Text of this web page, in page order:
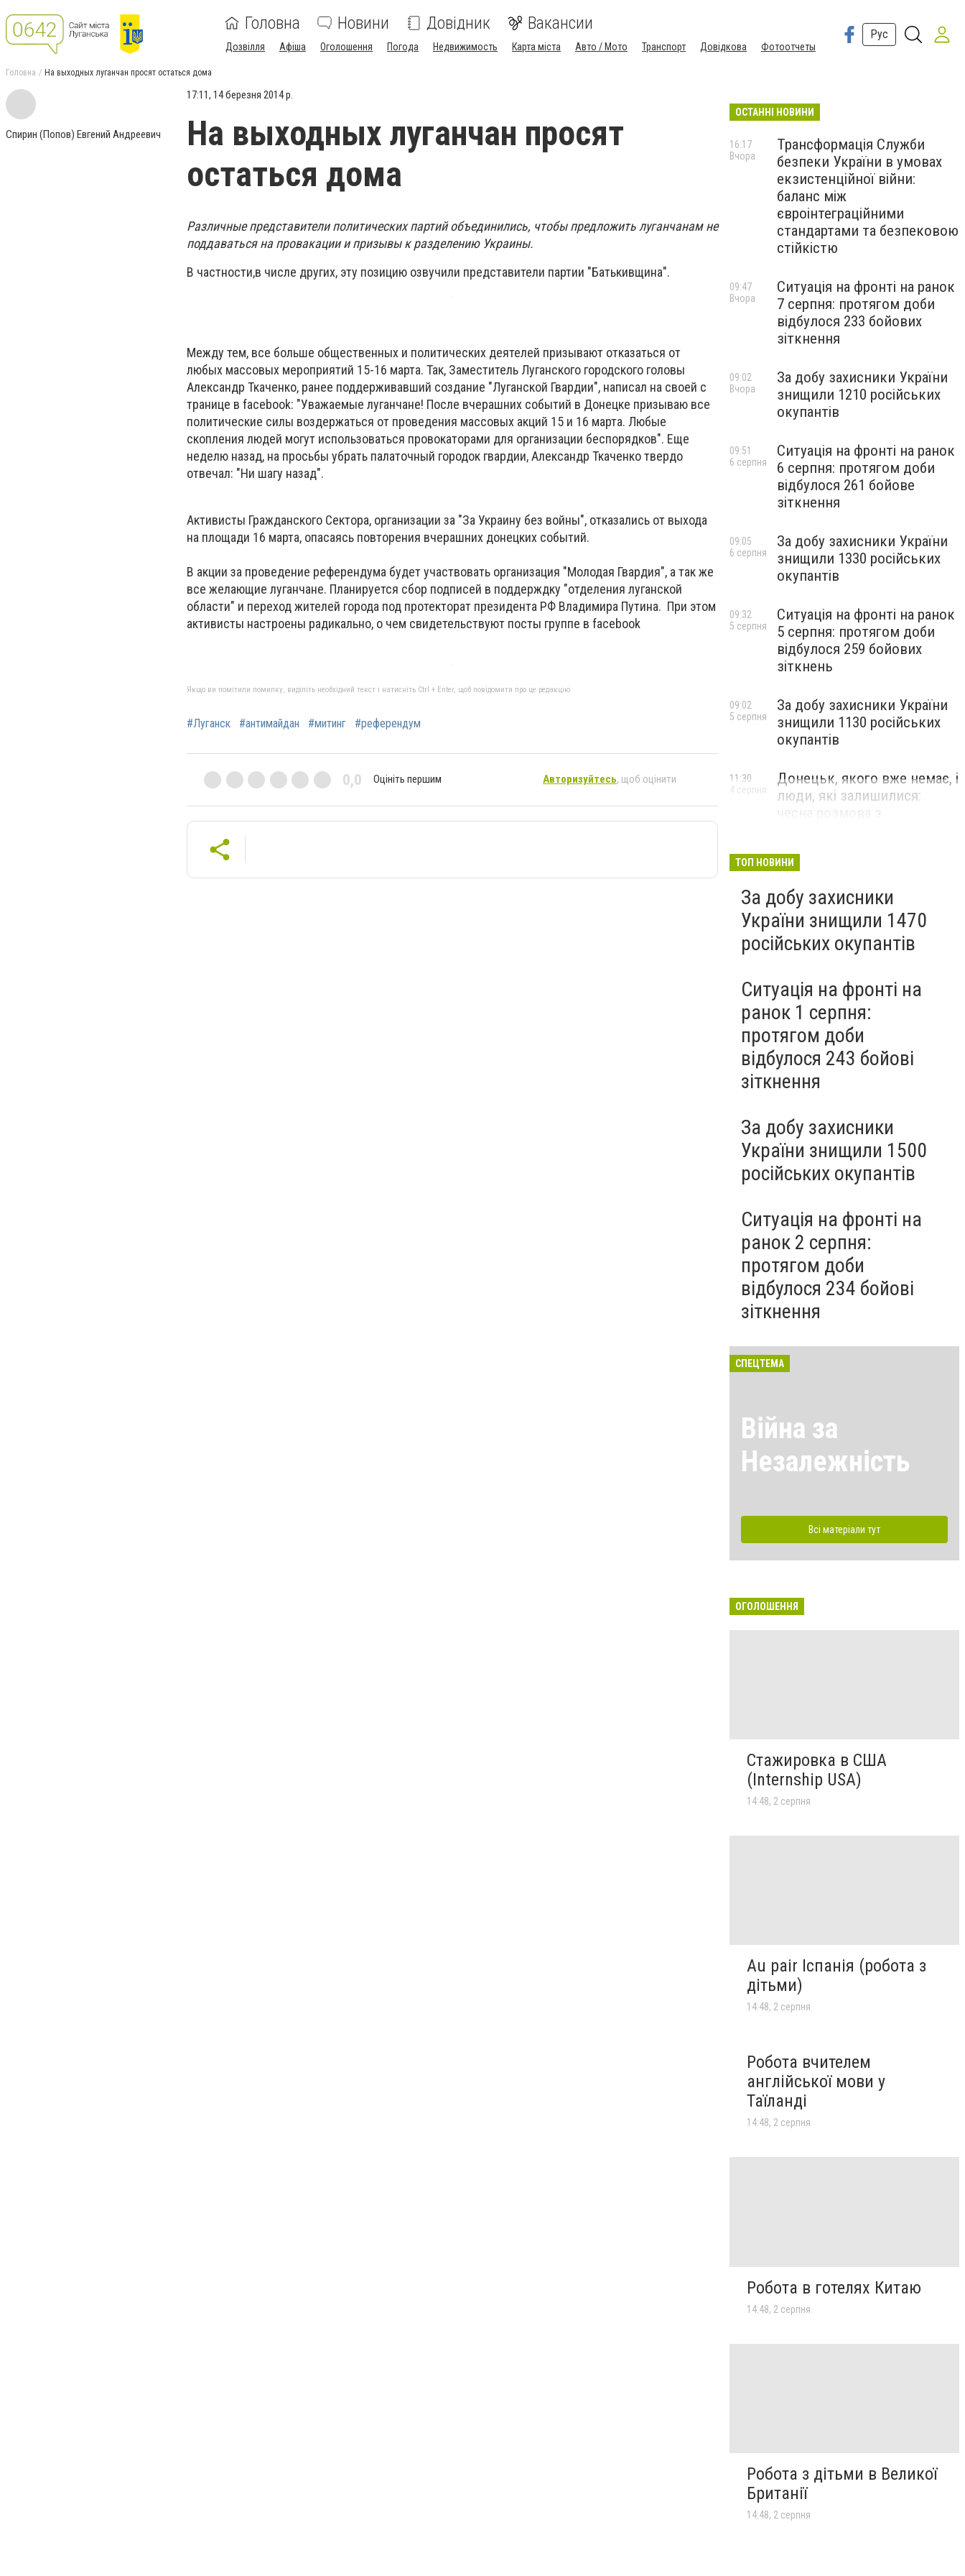
Головна Новини Довідник Вакансии
Дозвілля Афіша Оголошення Погода Недвижимость Карта міста Авто / Мото Транспорт Довідкова Фотоотчеты
Рус
Головна На выходных луганчан просят остаться дома
Спирин (Попов) Евгений Андреевич
17:11, 14 березня 2014 р.
На выходных луганчан просят
остаться дома
Различные представители политических партий объединились, чтобы предложить луганчанам не
поддаваться на провакации и призывы к разделению Украины.
В частности,в числе других, эту позицию озвучили представители партии "Батькивщина".
Между тем, все больше общественных и политических деятелей призывают отказаться от
любых массовых мероприятий 15-16 марта. Так, Заместитель Луганского городского головы
Александр Ткаченко, ранее поддерживавший создание "Луганской Гвардии", написал на своей с
транице в facebook: "Уважаемые луганчане! После вчерашних событий в Донецке призываю все
политические силы воздержаться от проведения массовых акций 15 и 16 марта. Любые
скопления людей могут использоваться провокаторами для организации беспорядков". Еще
неделю назад, на просьбы убрать палаточный городок гвардии, Александр Ткаченко твердо
отвечал: "Ни шагу назад".
Активисты Гражданского Сектора, организации за "За Украину без войны", отказались от выхода
на площади 16 марта, опасаясь повторения вчерашних донецких событий.
В акции за проведение референдума будет участвовать организация "Молодая Гвардия", а так же
все желающие луганчане. Планируется сбор подписей в поддерждку "отделения луганской
области" и переход жителей города под протекторат президента РФ Владимира Путина. При этом
активисты настроены радикально, о чем свидетельствуют посты группе в facebook
Якщо ви помітили помилку, виділіть необхідний текст і натисніть Ctrl + Enter, щоб повідомити про це редакцію
#Луганск #антимайдан #митинг #референдум
0,0 Оцініть першим Авторизуйтесь, щоб оцінити
ОСТАННІ НОВИНИ
Трансформація Служби
безпеки України в умовах
екзистенційної війни:
баланс між
євроінтеграційними
стандартами та безпековою
стійкістю
16:17
Вчора
Ситуація на фронті на ранок
7 серпня: протягом доби
відбулося 233 бойових
зіткнення
09:47
Вчора
За добу захисники України
знищили 1210 російських
окупантів
09:02
Вчора
Ситуація на фронті на ранок
6 серпня: протягом доби
відбулося 261 бойове
зіткнення
09:51
6 серпня
За добу захисники України
знищили 1330 російських
окупантів
09:05
6 серпня
Ситуація на фронті на ранок
5 серпня: протягом доби
відбулося 259 бойових
зіткнень
09:32
5 серпня
За добу захисники України
знищили 1130 російських
окупантів
09:02
5 серпня
Донецьк, якого вже немає, і
люди, які залишилися:
11:30
4 серпня
ТОП НОВИНИ
За добу захисники
України знищили 1470
російських окупантів
Ситуація на фронті на
ранок 1 серпня:
протягом доби
відбулося 243 бойові
зіткнення
За добу захисники
України знищили 1500
російських окупантів
Ситуація на фронті на
ранок 2 серпня:
протягом доби
відбулося 234 бойові
зіткнення
СПЕЦТЕМА
Війна за
Незалежність
Всі матеріали тут
ОГОЛОШЕННЯ
Стажировка в США
(Internship USA)
14:48, 2 серпня
Au pair Іспанія (робота з
дітьми)
14:48, 2 серпня
Робота вчителем
англійської мови у
Таїланді
14:48, 2 серпня
Робота в готелях Китаю
14:48, 2 серпня
Робота з дітьми в Великої
Британії
14:48, 2 серпня